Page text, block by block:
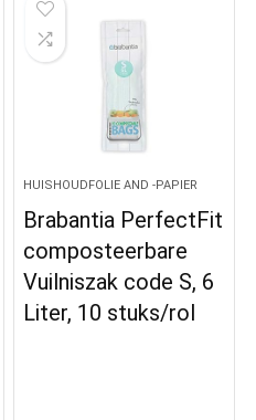
HUISHOUDFOLIE AND -PAPIER
Brabantia PerfectFit
composteerbare
Vuilniszak code S, 6
Liter, 10 stuks/rol